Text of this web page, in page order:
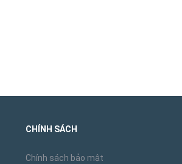
CHÍNH SÁCH
Chính sách bảo mật